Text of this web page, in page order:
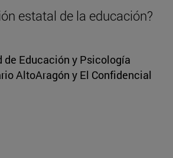
estatal de la educación?
de Educación y Psicología
AltoAragón y El Confidencial